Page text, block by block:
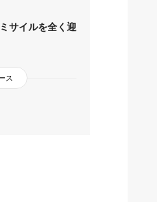
サイルを全く迎
ス